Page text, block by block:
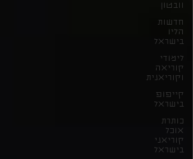
וובטון
חדשות
הליו
בישראל
לימודי
קוריאה
וקוריאנית
קייפופ
בישראל
כותרת
אוכל
קוריאני
בישראל